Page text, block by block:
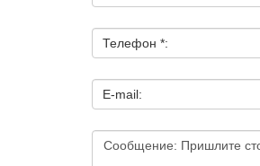
Телефон *:
E-mail: